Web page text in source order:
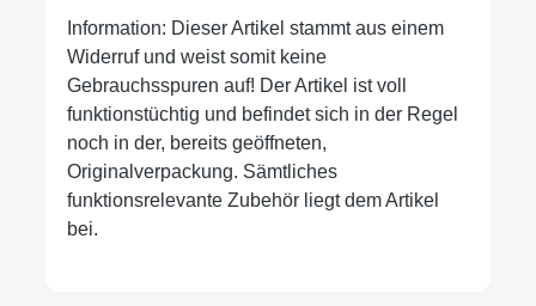
Information: Dieser Artikel stammt aus einem
Widerruf und weist somit keine
Gebrauchsspuren auf! Der Artikel ist voll
funktionstüchtig und befindet sich in der Regel
noch in der, bereits geöffneten,
Originalverpackung. Sämtliches
funktionsrelevante Zubehör liegt dem Artikel
bei.